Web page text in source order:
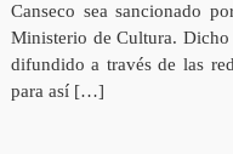
Canseco sea sancionado
Ministerio de Cultura. Dicho
difundido a través de las
para así […]